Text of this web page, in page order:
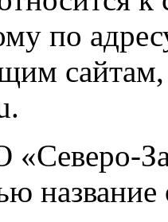
по